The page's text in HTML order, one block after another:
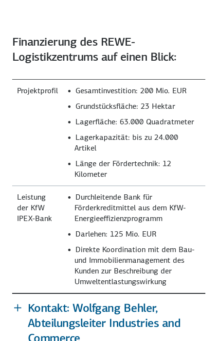
Finanzierung des REWE-
Logistikzentrums auf einen Blick:
Projektprofil
Gesamtinvestition: 200 Mio. EUR
Grundstücksfläche: 23 Hektar
Lagerfläche: 63.000 Quadratmeter
Lagerkapazität: bis zu 24.000
Artikel
Länge der Fördertechnik: 12
Kilometer
Leistung
der KfW
IPEX-Bank
Durchleitende Bank für
Förderkreditmittel aus dem KfW-
Energieeffizienzprogramm
Darlehen: 125 Mio. EUR
Direkte Koordination mit dem Bau-
und Immobilienmanagement des
Kunden zur Beschreibung der
Umweltentlastungswirkung
Kontakt: Wolfgang Behler,
Abteilungsleiter Industries and
Commerce